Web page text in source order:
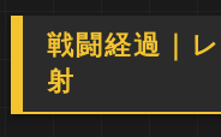
戦闘経過｜
射